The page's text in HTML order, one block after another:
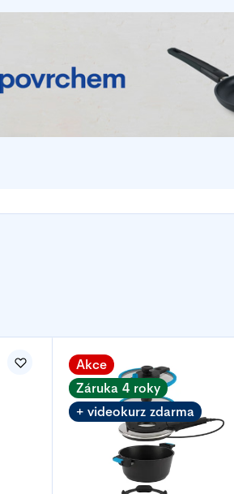
Akce
Záruka 4 roky
+ videokurz zdarma